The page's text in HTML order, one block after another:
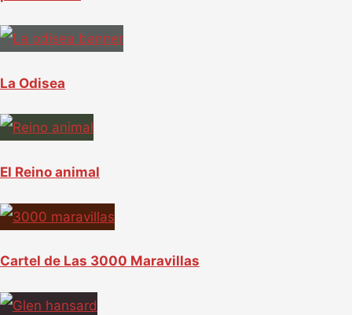
La Odisea
El Reino animal
Cartel de Las 3000 Maravillas